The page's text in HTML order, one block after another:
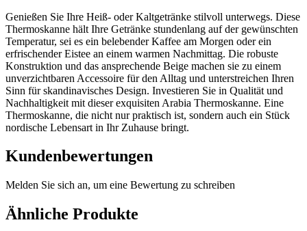
Genießen Sie Ihre Heiß- oder Kaltgetränke stilvoll unterwegs. Diese
Thermoskanne hält Ihre Getränke stundenlang auf der gewünschten
Temperatur, sei es ein belebender Kaffee am Morgen oder ein
erfrischender Eistee an einem warmen Nachmittag. Die robuste
Konstruktion und das ansprechende Beige machen sie zu einem
unverzichtbaren Accessoire für den Alltag und unterstreichen Ihren
Sinn für skandinavisches Design. Investieren Sie in Qualität und
Nachhaltigkeit mit dieser exquisiten Arabia Thermoskanne. Eine
Thermoskanne, die nicht nur praktisch ist, sondern auch ein Stück
nordische Lebensart in Ihr Zuhause bringt.
Kundenbewertungen
Melden Sie sich an, um eine Bewertung zu schreiben
Ähnliche Produkte